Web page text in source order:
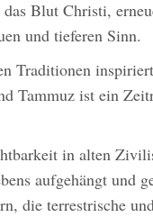
Blut Christi,
und tieferen Sinn.
Traditionen
Tammuz ist ein
in alten
aufgehängt und
die terrestrische